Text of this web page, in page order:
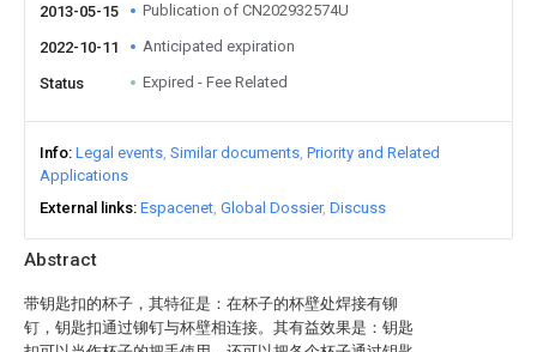
Abstract
带钥匙扣的杯子，其特征是：在杯子的杯壁处焊接有铆
钉，钥匙扣通过铆钉与杯壁相连接。其有益效果是：钥匙
2013-05-15 Publication of CN202932574U
2022-10-11 Anticipated expiration
Status Expired - Fee Related
Info Legal events Similar documents Priority and Related
Applications
External links Espacenet Global Dossier Discuss